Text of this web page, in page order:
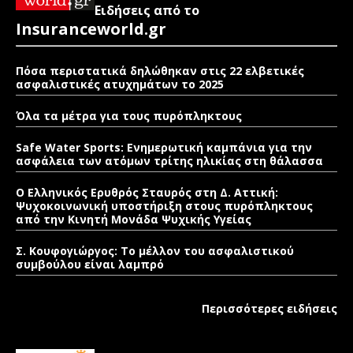
Ειδήσεις από το
Insuranceworld.gr
Πόσα περιστατικά δηλώθηκαν στις 22 ελβετικές
ασφαλιστικές ατυχημάτων το 2025
Όλα τα μέτρα για τους πυρόπληκτους
Safe Water Sports: Eνημερωτική καμπάνια για την
ασφάλεια των ατόμων τρίτης ηλικίας στη θάλασσα
Ο Ελληνικός Ερυθρός Σταυρός στη Δ. Αττική:
Ψυχοκοινωνική υποστήριξη στους πυρόπληκτους
από την Κινητή Μονάδα Ψυχικής Υγείας
Σ. Κουφογιώργος: To μέλλον του ασφαλιστικού
συμβούλου είναι λαμπρό
Περισσότερες ειδήσεις